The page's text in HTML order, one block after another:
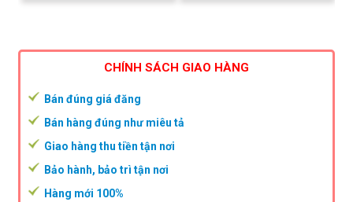
CHÍNH SÁCH GIAO HÀNG
Bán đúng giá đăng
Bán hàng đúng như miêu tả
Giao hàng thu tiền tận nơi
Bảo hành, bảo trì tận nơi
Hàng mới 100%